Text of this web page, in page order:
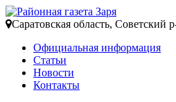
Саратовская область,
Официальная информация
Статьи
Новости
Контакты